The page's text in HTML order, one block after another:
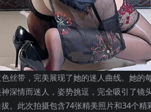
丝带，完美展现了她的迷人曲线。她的
深情而迷人，姿势挑逗，完全吸引了镜
。此次拍摄包含74张精美照片和34个精